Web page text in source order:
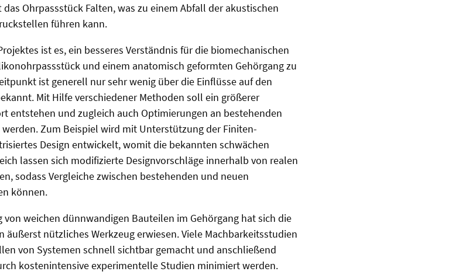
Ohrpassstück Falten, was zu einem Abfall der akustischen
führen kann.
ist es, ein besseres Verständnis für die biomechanischen
und einem anatomisch geformten Gehörgang zu
ist generell nur sehr wenig über die Einflüsse auf den
Mit Hilfe verschiedener Methoden soll ein größerer
entstehen und zugleich auch Optimierungen an bestehenden
Zum Beispiel wird mit Unterstützung der Finiten-
Design entwickelt, womit die bekannten schwächen
lassen sich modifizierte Designvorschläge innerhalb von realen
sodass Vergleiche zwischen bestehenden und neuen
können.
weichen dünnwandigen Bauteilen im Gehörgang hat sich die
äußerst nützliches Werkzeug erwiesen. Viele Machbarkeitsstudien
von Systemen schnell sichtbar gemacht und anschließend
kostenintensive experimentelle Studien minimiert werden.